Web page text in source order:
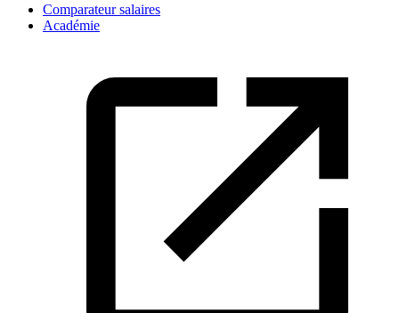
Comparateur salaires
Académie